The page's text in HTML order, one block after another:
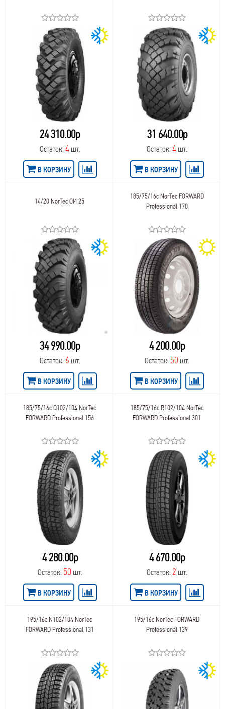
24 310.00р
Остаток: 4шт.
В КОРЗИНУ
31 640.00р
Остаток:4шт.
В КОРЗИНУ
14/20 NorTec ОИ 25
34 990.00р
Остаток: 6 шт.
В КОРЗИНУ
185/75/16c NorTec FORWARD
Professional 170
4 200.00р
Остаток: 50 шт.
В КОРЗИНУ
185/75/16c Q102/104 NorTec
FORWARD Professional 156
4 280.00р
Остаток: 50 шт.
В КОРЗИНУ
185/75/16c R102/104 NorTec
FORWARD Professional 301
4 670.00р
Остаток:2 шт.
В КОРЗИНУ
195/16c N102/104 NorTec
FORWARD Professional 131
195/16c NorTec FORWARD
Professional 139